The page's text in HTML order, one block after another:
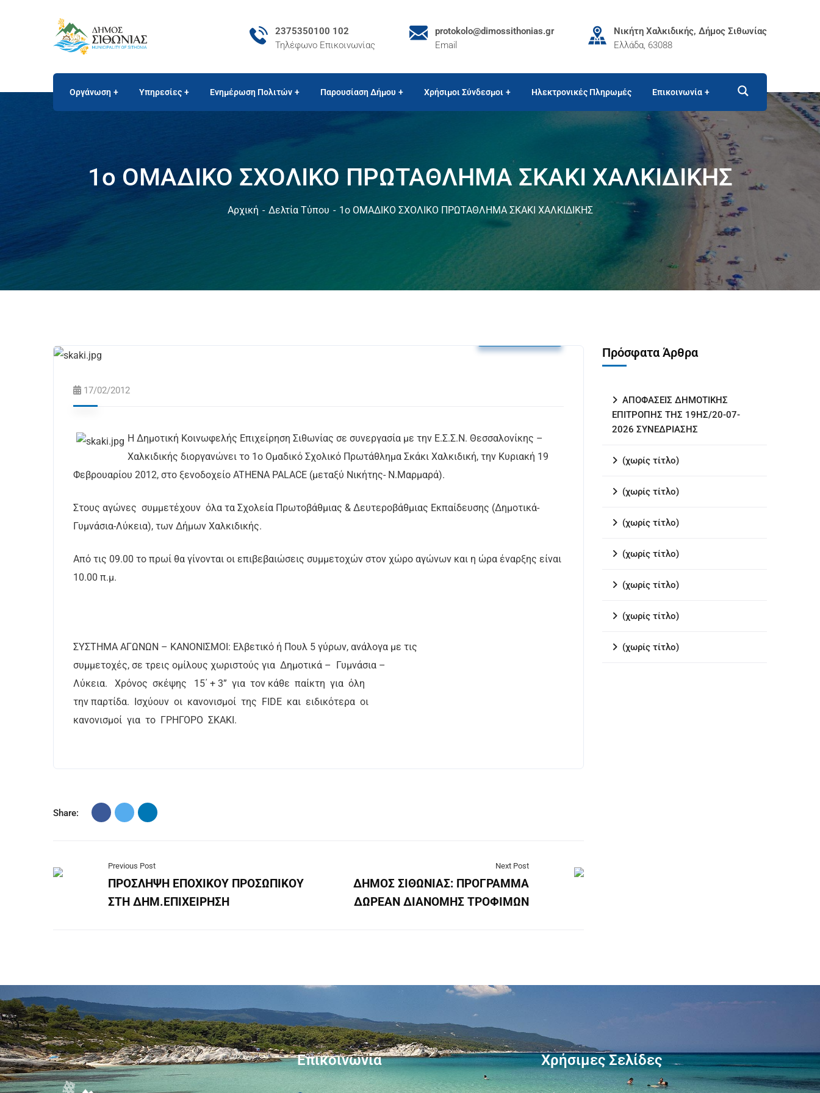
2375350100 102
Τηλέφωνο Επικοινωνίας
protokolo@dimossithonias.gr
Email
Νικήτη Χαλκιδικής, Δήμος Σιθωνίας
Ελλάδα, 63088
Οργάνωση Υπηρεσίες Ενημέρωση Πολιτών Παρουσίαση Δήμου Χρήσιμοι Σύνδεσμοι Ηλεκτρονικές Πληρωμές Επικοινωνία
1ο ΟΜΑΔΙΚΟ ΣΧΟΛΙΚΟ ΠΡΩΤΑΘΛΗΜΑ ΣΚΑΚI ΧΑΛΚΙΔΙΚΗΣ
Αρχική Δελτία Τύπου 1ο ΟΜΑΔΙΚΟ ΣΧΟΛΙΚΟ ΠΡΩΤΑΘΛΗΜΑ ΣΚΑΚI ΧΑΛΚΙΔΙΚΗΣ
17/02/2012
Η Δημοτική Κοινωφελής Επιχείρηση Σιθωνίας σε συνεργασία με την Ε.Σ.Σ.Ν. Θεσσαλονίκης –
Χαλκιδικής διοργανώνει το 1ο Ομαδικό Σχολικό Πρωτάθλημα Σκάκι Χαλκιδική, την Κυριακή 19
Φεβρουαρίου 2012, στο ξενοδοχείο ATHENA PALACE (μεταξύ Νικήτης- Ν.Μαρμαρά).
Στους αγώνες συμμετέχουν όλα τα Σχολεία Πρωτοβάθμιας & Δευτεροβάθμιας Εκπαίδευσης (Δημοτικά-
Γυμνάσια-Λύκεια), των Δήμων Χαλκιδικής.
Από τις 09.00 το πρωί θα γίνονται οι επιβεβαιώσεις συμμετοχών στον χώρο αγώνων και η ώρα έναρξης είναι
10.00 π.μ.
ΣΥΣΤΗΜΑ ΑΓΩΝΩΝ – ΚΑΝΟΝΙΣΜΟΙ: Ελβετικό ή Πουλ 5 γύρων, ανάλογα με τις
συμμετοχές, σε τρεις ομίλους χωριστούς για Δημοτικά – Γυμνάσια –
Λύκεια. Χρόνος σκέψης 15΄ + 3” για τον κάθε παίκτη για όλη
την παρτίδα. Ισχύουν οι κανονισμοί της FIDE και ειδικότερα οι
κανονισμοί για το ΓΡΗΓΟΡΟ ΣΚΑΚΙ.
Share:
Previous Post
ΠΡΟΣΛΗΨΗ ΕΠΟΧΙΚΟΥ ΠΡΟΣΩΠΙΚΟΥ
ΣΤΗ ΔΗΜ.ΕΠΙΧΕΙΡΗΣΗ
Next Post
ΔΗΜΟΣ ΣΙΘΩΝΙΑΣ: ΠΡΟΓΡΑΜΜΑ
ΔΩΡΕΑΝ ΔΙΑΝΟΜΗΣ ΤΡΟΦΙΜΩΝ
Πρόσφατα Άρθρα
ΑΠΟΦΑΣΕΙΣ ΔΗΜΟΤΙΚΗΣ
ΕΠΙΤΡΟΠΗΣ ΤΗΣ 19ΗΣ/20-07-
2026 ΣΥΝΕΔΡΙΑΣΗΣ
(χωρίς τίτλο)
(χωρίς τίτλο)
(χωρίς τίτλο)
(χωρίς τίτλο)
(χωρίς τίτλο)
(χωρίς τίτλο)
(χωρίς τίτλο)
Επικοινωνία Χρήσιμες Σελίδες